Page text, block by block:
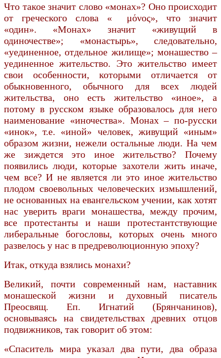
Что такое значит слово «монах»? Оно происходит
от греческого слова « μόνος», что значит
«один». «Монах» значит «живущий в
одиночестве»; «монастырь», следовательно,
«уединенное, отдельное жилище»; монашество –
уединенное жительство. Это жительство имеет
свои особенности, которыми отличается от
обыкновенного, обычного для всех людей
жительства, оно есть жительство «иное», а
потому в русском языке образовалось для него
наименование «иночества». Монах – по-русски
«инок», т.е. «иной» человек, живущий «иным»
образом жизни, нежели остальные люди. На чем
же зиждется это иное жительство? Почему
появились люди, которые захотели жить иначе,
чем все? И не является ли это иное жительство
плодом своевольных человеческих измышлений,
не основанных на евангельском учении, как хотят
нас уверить враги монашества, между прочим,
все протестанты и наши протестантствующие
либеральные богословы, которых очень много
развелось у нас в предреволюционную эпоху?
Итак, откуда взялись монахи?
Великий, почти современный нам, наставник
монашеской жизни и духовный писатель
Преосвящ. Еп. Игнатий (Брянчанинов),
основываясь на свидетельствах древних отцов
подвижников, так говорит об этом:
«Спаситель мира указал два пути, два образа